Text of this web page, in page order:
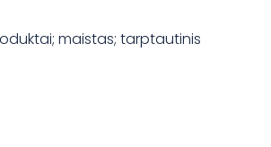
maistas; tarptautinis